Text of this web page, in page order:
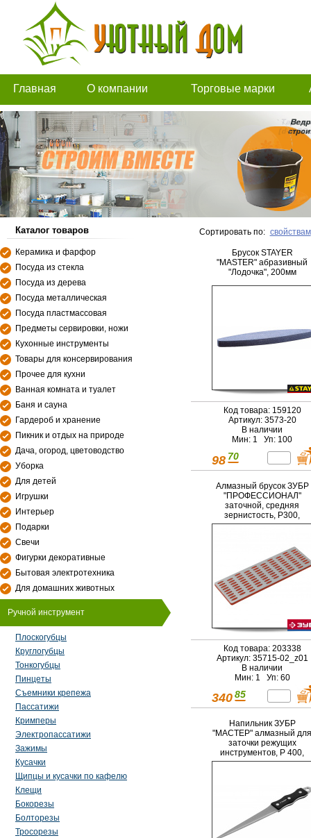
Главная О компании Торговые марки
Каталог товаров
Керамика и фарфор
Посуда из стекла
Посуда из дерева
Посуда металлическая
Посуда пластмассовая
Предметы сервировки, ножи
Кухонные инструменты
Товары для консервирования
Прочее для кухни
Ванная комната и туалет
Баня и сауна
Гардероб и хранение
Пикник и отдых на природе
Дача, огород, цветоводство
Уборка
Для детей
Игрушки
Интерьер
Подарки
Свечи
Фигурки декоративные
Бытовая электротехника
Для домашних животных
Ручной инструмент
Плоскогубцы
Круглогубцы
Тонкогубцы
Пинцеты
Съемники крепежа
Пассатижи
Кримперы
Электропассатижи
Зажимы
Кусачки
Щипцы и кусачки по кафелю
Клещи
Бокорезы
Болторезы
Тросорезы
Сортировать по: свойствам
Брусок STAYER
"MASTER" абразивный
"Лодочка", 200мм
Код товара: 159120
Артикул: 3573-20
В наличии
Мин: 1 Уп: 100
98 70
Алмазный брусок ЗУБР
"ПРОФЕССИОНАЛ"
заточной, средняя
зернистость, Р300,
50х150мм
Код товара: 203338
Артикул: 35715-02_z01
В наличии
Мин: 1 Уп: 60
340 85
Напильник ЗУБР
"МАСТЕР" алмазный для
заточки режущих
инструментов, P 400,
150мм